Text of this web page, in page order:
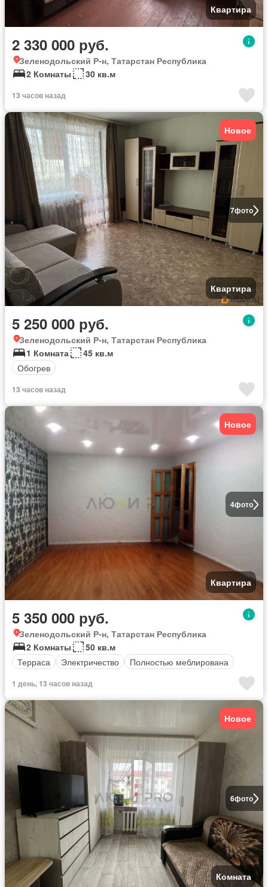
Квартира
2 330 000 руб.
Зеленодольский Р-н, Татарстан Республика
2 Комнаты
30 кв.м
13 часов назад
7фото
Новое
Квартира
5 250 000 руб.
Зеленодольский Р-н, Татарстан Республика
1 Комната
45 кв.м
Обогрев
13 часов назад
4фото
Новое
Квартира
5 350 000 руб.
Зеленодольский Р-н, Татарстан Республика
2 Комнаты
50 кв.м
Терраса
Электричество Полностью меблирована
1 день, 13 часов назад
6фото
Новое
Комната